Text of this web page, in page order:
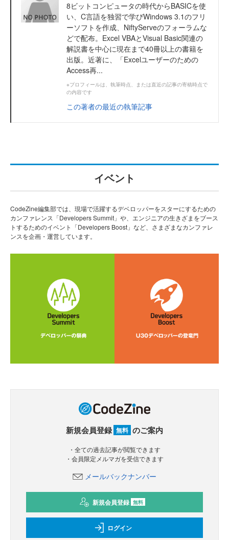
8ビットコンピュータの時代からBASICを使
い、C言語を独習で学びWindows 3.1のフリ
ーソフトを作成、NiftyServeのフォーラムな
どで配布。Excel VBAとVisual Basic関連の
解説書を中心に現在まで40冊以上の書籍を
出版。近著に、「Excelユーザーのための
Access再...
※プロフィールは、執筆時点、または直近の記事の寄稿時点で
の内容です
この著者の最近の執筆記事
イベント
CodeZine編集部では、現場で活躍するデベロッパーをスターにするための
カンファレンス「Developers Summit」や、エンジニアの生きざまをブース
トするためのイベント「Developers Boost」など、さまざまなカンファレ
ンスを企画・運営しています。
新規会員登録 無料 のご案内
・全ての過去記事が閲覧できます
・会員限定メルマガを受信できます
メールバックナンバー
新規会員登録 無料
ログイン